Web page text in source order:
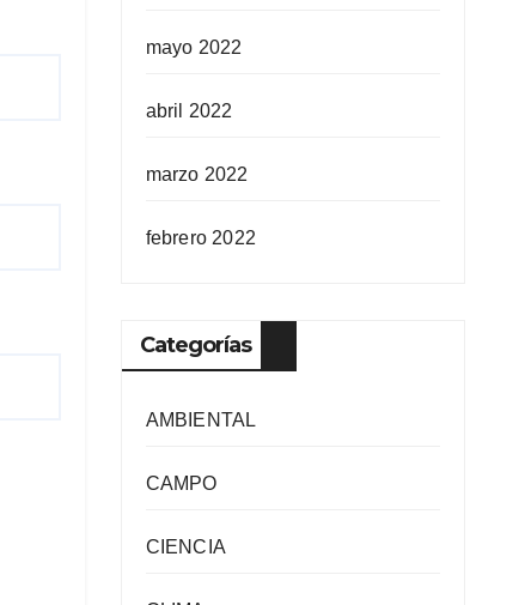
mayo 2022
abril 2022
marzo 2022
febrero 2022
Categorías
AMBIENTAL
CAMPO
CIENCIA